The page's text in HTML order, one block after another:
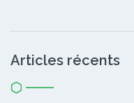
Articles récents